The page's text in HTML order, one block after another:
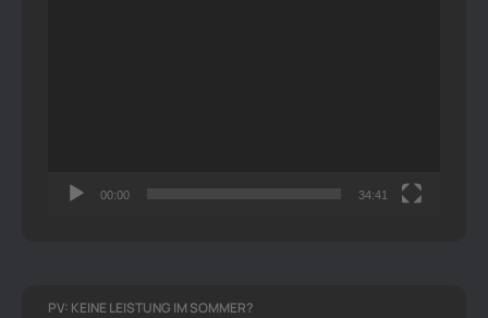
00:00 34:41
PV: KEINE LEISTUNG IM SOMMER?